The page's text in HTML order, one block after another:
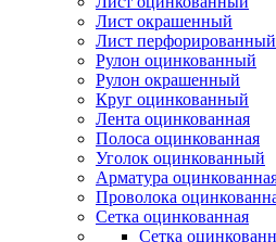
Лист окрашенный
Лист
Рулон оцинкованный
Рулон окрашенный
Круг оцинкованный
Лента оцинкованная
Полоса оцинкованная
Уголок оцинкованный
Арматура
Проволока
Сетка оцинкованная
Сетка